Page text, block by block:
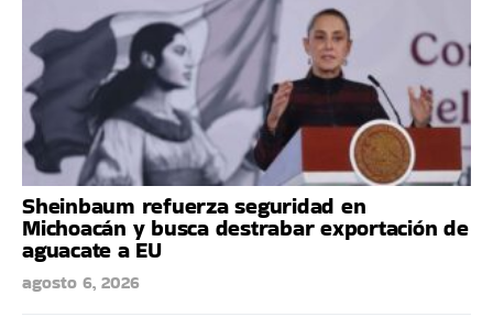
Sheinbaum refuerza seguridad en
Michoacán y busca destrabar exportación de
aguacate a EU
agosto 6, 2026